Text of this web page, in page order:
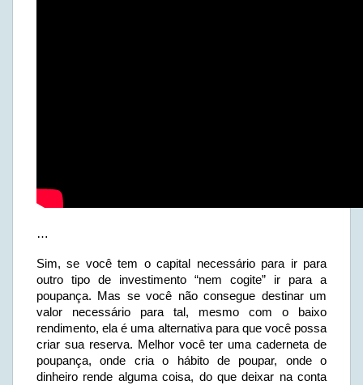
…
Sim, se você tem o capital necessário para ir para
outro tipo de investimento “nem cogite” ir para a
poupança. Mas se você não consegue destinar um
valor necessário para tal, mesmo com o baixo
rendimento, ela é uma alternativa para que você possa
criar sua reserva. Melhor você ter uma caderneta de
poupança, onde cria o hábito de poupar, onde o
dinheiro rende alguma coisa, do que deixar na conta